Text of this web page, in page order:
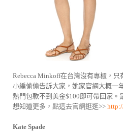
Rebecca Minkoff在台灣沒有專櫃，
小編偷偷告訴大家，她家官網大概一
熱門包款不到美金$100即可帶回家。
想知道更多，點這去官網逛逛>>
Kate Spade